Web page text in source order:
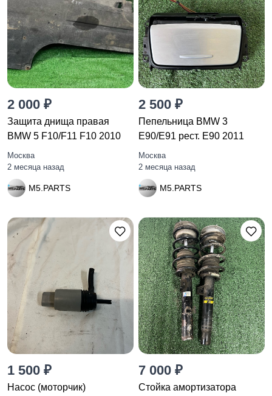
2 000 ₽
Защита днища правая
BMW 5 F10/F11 F10 2010
Москва
2 месяца назад
M5.PARTS
2 500 ₽
Пепельница BMW 3
E90/E91 рест. E90 2011
Москва
2 месяца назад
M5.PARTS
1 500 ₽
Насос (моторчик)
7 000 ₽
Стойка амортизатора